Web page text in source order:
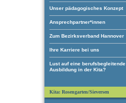
Unser pädagogisches Konzept
Ansprechpartner*innen
Zum Bezirksverband Hannover
Ihre Karriere bei uns
Lust auf eine berufsbegleitende
Ausbildung in der Kita?
Kita: Rosengarten/Sieversen